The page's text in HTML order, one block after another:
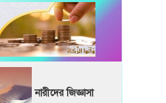
নারীদের জিজ্ঞাসা